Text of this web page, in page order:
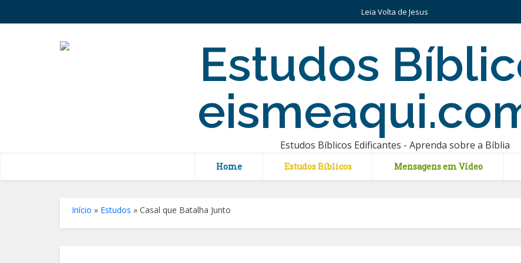
Leia Volta de Jesus
Estudos Bíblicos Edificantes - Aprenda sobre a Bíblia
Home Estudos Bíblicos Mensagens em Vídeo
Início » Estudos » Casal que Batalha Junto